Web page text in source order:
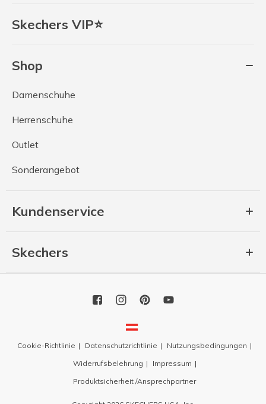
Skechers VIP⭐
Shop
Damenschuhe
Herrenschuhe
Outlet
Sonderangebot
Kundenservice
Skechers
Cookie-Richtlinie Datenschutzrichtlinie
Nutzungsbedingungen
Widerrufsbelehrung
Impressum
Produktsicherheit /Ansprechpartner